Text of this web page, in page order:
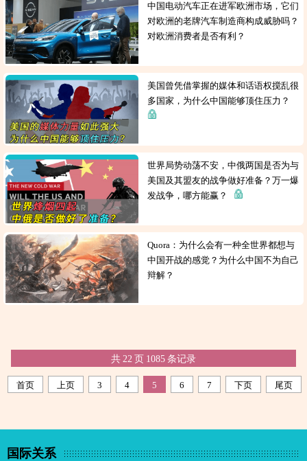
中国电动汽车正在进军欧洲市场，它们
对欧洲的老牌汽车制造商构成威胁吗？
对欧洲消费者是否有利？
美国曾凭借掌握的媒体和话语权搅乱很
多国家，为什么中国能够顶住压力？
世界局势动荡不安，中俄两国是否为与
美国及其盟友的战争做好准备？万一爆
发战争，哪方能赢？
Quora：为什么会有一种全世界都想与
中国开战的感觉？为什么中国不为自己
辩解？
共 22 页 1085 条记录
首页 上页 3 4 5 6 7 下页 尾页
国际关系